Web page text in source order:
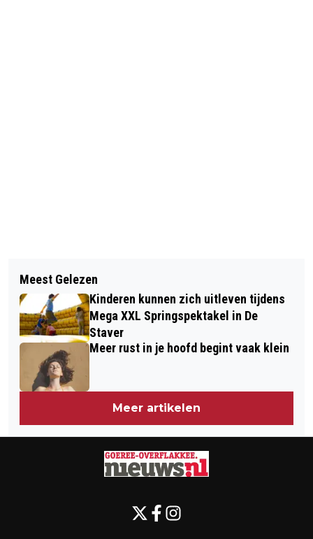
GOEDEMORGEN, HET IS VANDAAG
MAANDAG 18 MEI
BUDOKAI SENSHI SUCCESVOL
TIJDENS TOERNOOI IN MAROKKO
Meest Gelezen
Kinderen kunnen zich uitleven tijdens
Mega XXL Springspektakel in De
Staver
Meer rust in je hoofd begint vaak klein
Meer artikelen